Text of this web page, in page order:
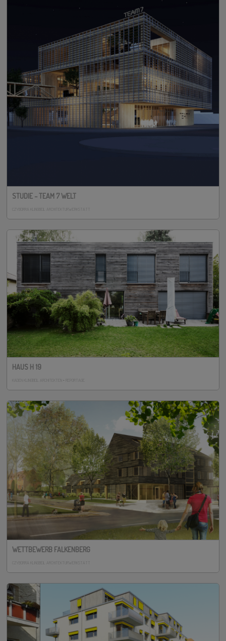
STUDIE – TEAM 7 WELT
CZYBORRA KLINGBEIL ARCHITEKTURWERKSTATT
HAUS H 19
KADEN KLINGBEIL ARCHITEKTEN • REPORTAGE
WETTBEWERB FALKENBERG
CZYBORRA KLINGBEIL ARCHITEKTURWERKSTATT